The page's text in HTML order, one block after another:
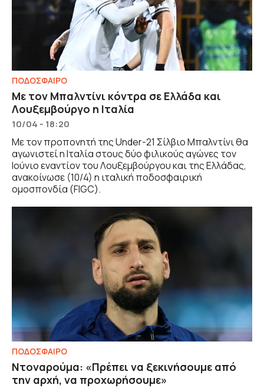
ΠΟΔΟΣΦΑΙΡΟ
Με τον Μπαλντίνι κόντρα σε Ελλάδα και
Λουξεμβούργο η Ιταλία
10/04 - 18:20
Με τον προπονητή της Under-21 Σίλβιο Μπαλντίνι θα
αγωνιστεί η Ιταλία στους δύο φιλικούς αγώνες τον
Ιούνιο εναντίον του Λουξεμβούργου και της Ελλάδας,
ανακοίνωσε (10/4) η ιταλική ποδοσφαιρική
ομοσπονδία (FIGC).
ΠΟΔΟΣΦΑΙΡΟ
Ντοναρούμα: «Πρέπει να ξεκινήσουμε από
την αρχή, να προχωρήσουμε»